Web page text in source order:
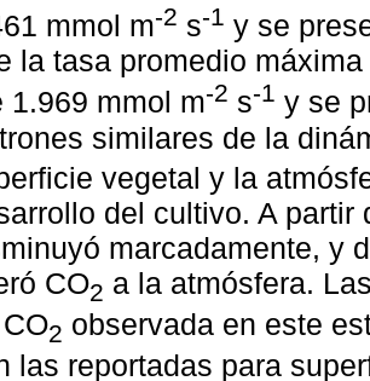
mmol m-2 s-1 y se
la tasa promedio
1.969 mmol m-2 s-1 y se
similares de la
vegetal y la
del cultivo. A
marcadamente, y
CO2 a la atmósfera.
2 observada en este
las reportadas para